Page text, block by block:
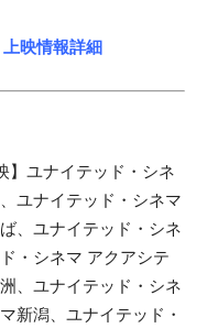
上映情報詳細
】ユナイテッド・シネ
ユナイテッド・シネマ
、ユナイテッド・シネ
・シネマ アクアシテ
、ユナイテッド・シネ
新潟、ユナイテッド・